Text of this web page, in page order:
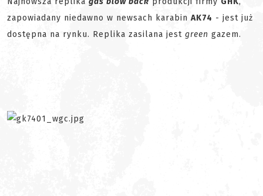
zapowiadany niedawno w newsach karabin AK74 - jest już
dostępna na rynku. Replika zasilana jest green gazem.